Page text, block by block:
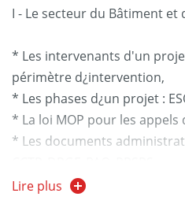
I - Le secteur du Bâtiment et
* Les intervenants d'un
périmètre d¿intervention,
* Les phases d¿un projet :
* La loi MOP pour les
* Les documents
* Les types de plans : plan
Lire plus